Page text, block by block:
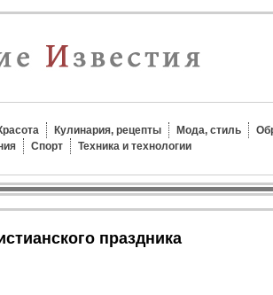
Кулинария, рецепты Мода, стиль
Спорт Техника и технологии
праздника